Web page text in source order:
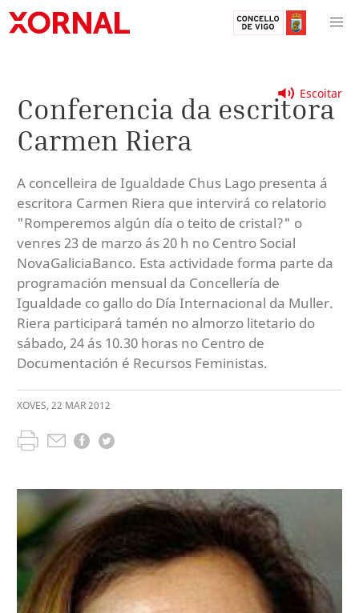
Escoitar
Conferencia da escritora
Carmen Riera
A concelleira de Igualdade Chus Lago presenta á
escritora Carmen Riera que intervirá co relatorio
"Romperemos algún día o teito de cristal?" o
venres 23 de marzo ás 20 h no Centro Social
NovaGaliciaBanco. Esta actividade forma parte da
programación mensual da Concellería de
Igualdade co gallo do Día Internacional da Muller.
Riera participará tamén no almorzo litetario do
sábado, 24 ás 10.30 horas no Centro de
Documentación é Recursos Feministas.
XOVES, 22 MAR2012